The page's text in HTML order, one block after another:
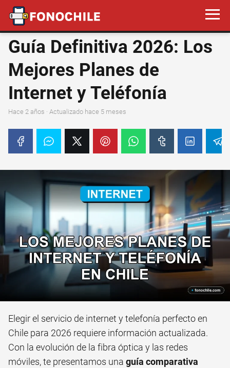
Guía Definitiva 2026: Los
Mejores Planes de
Internet y Teléfonía
hace 2 años · Actualizado hace 5 meses
Elegir el servicio de internet y telefonía perfecto en
Chile para 2026 requiere información actualizada.
Con la evolución de la fibra óptica y las redes
móviles, te presentamos una guía comparativa